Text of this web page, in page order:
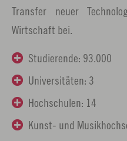
Transfer neuer
Wirtschaft bei.
Studierende: 93.000
Universitäten: 3
Hochschulen: 14
Kunst- und